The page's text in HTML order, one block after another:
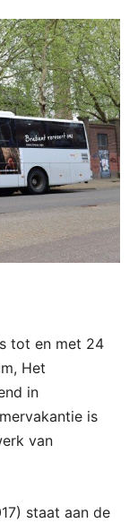
tot en met 24
Het
in
is
van
staat aan de